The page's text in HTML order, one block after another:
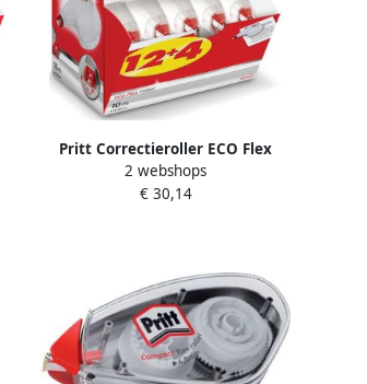
Pritt Correctieroller ECO Flex
4.2mmx10m promo packà 12+4
gratis
2 webshops
€ 30,14